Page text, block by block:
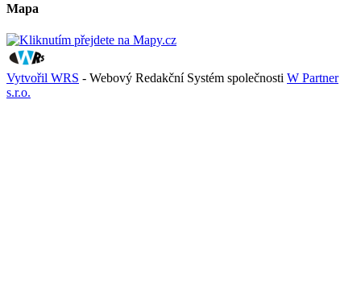
Mapa
Vytvořil WRS - Webový Redakční Systém společnosti W Partner
s.r.o.